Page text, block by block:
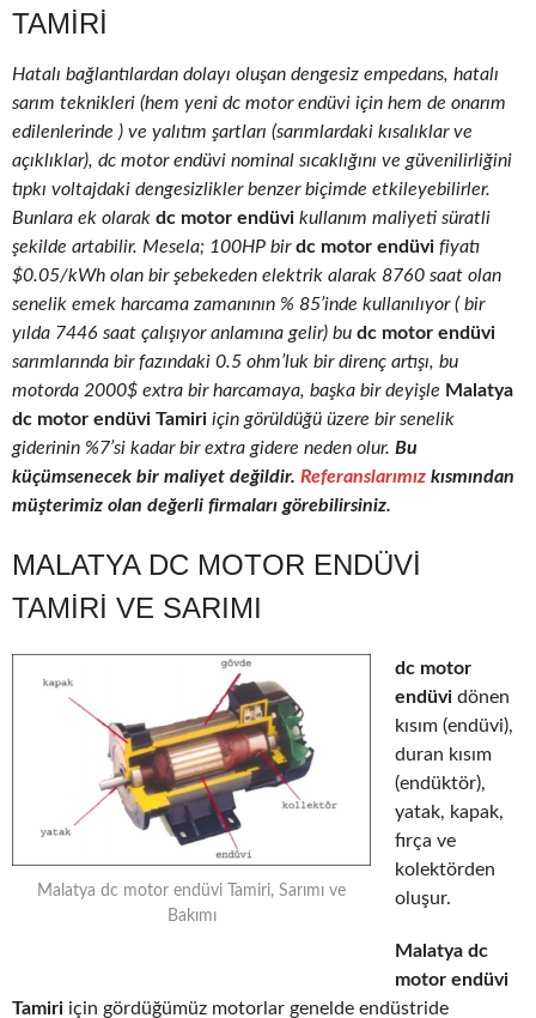
TAMIRI
Hatalı bağlantılardan dolayı oluşan dengesiz empedans, hatalı
sarım teknikleri (hem yeni dc motor endüvi için hem de onarım
edilenlerinde ) ve yalıtım şartları (sarımlardaki kısalıklar ve
açıklıklar), dc motor endüvi nominal sıcaklığını ve güvenilirliğini
tıpkı voltajdaki dengesizlikler benzer biçimde etkileyebilirler.
Bunlara ek olarak dc motor endüvi kullanım maliyeti süratli
şekilde artabilir. Mesela; 100HP birdc motor endüvi fiyatı
$0.05/kWh olan bir şebekeden elektrik alarak 8760 saat olan
senelik emek harcama zamanının % 85’inde kullanılıyor ( bir
yılda 7446 saat çalışıyor anlamına gelir) bu dc motor endüvi
sarımlarında bir fazındaki 0.5 ohm’luk bir direnç artışı, bu
motorda 2000$ extra bir harcamaya, başka bir deyişle Malatya
dc motor endüvi Tamiri için görüldüğü üzere bir senelik
giderinin %7’si kadar bir extra gidere neden olur. Bu
küçümsenecek bir maliyet değildir. Referanslarımız kısmından
müşterimiz olan değerli firmaları görebilirsiniz.
MALATYA DC MOTOR ENDÜVI
TAMIRI VE SARIMI
Malatya dc motor endüvi Tamiri, Sarımı ve
Bakımı
dc motor
endüvi dönen
kısım (endüvi),
duran kısım
(endüktör),
yatak, kapak,
fırça ve
kolektörden
oluşur.
Malatya dc
motor endüvi
Tamiri için gördüğümüz motorlar genelde endüstride